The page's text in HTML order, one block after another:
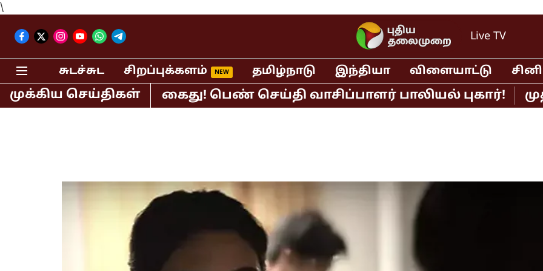
\
Live TV
சுடச்சுட சிறப்புக்களம் தமிழ்நாடு இந்தியா விளையாட்டு
முக்கிய செய்திகள்
பி.ஆர்.சுந்தர் கைது! பெண் செய்தி வாசிப்பாளர் பாலியல் புகார்!